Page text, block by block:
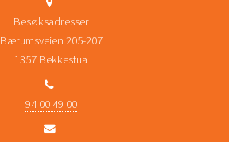
Besøksadresser
Bærumsveien 205-207
1357 Bekkestua
94 00 49 00